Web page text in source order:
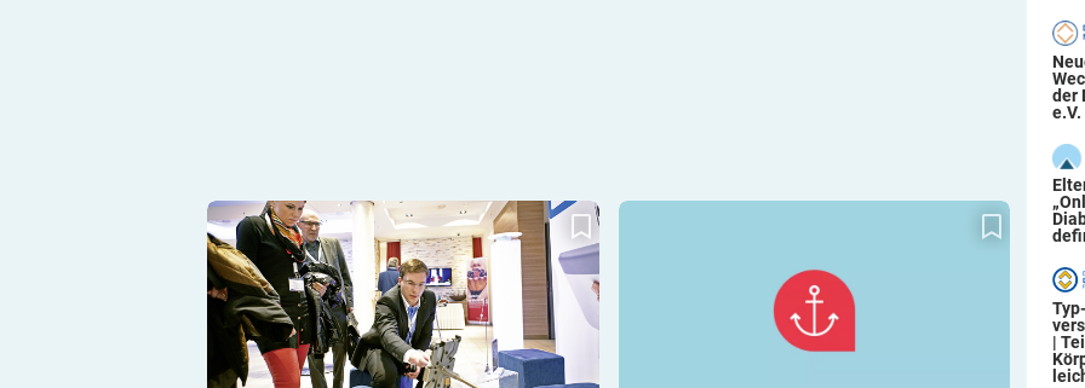
Diabetes-Technologie: Expertentreffen
der
e.V.
|